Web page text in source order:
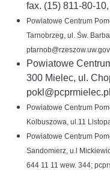
fax. (15) 811-80-
Powiatowe Centrum
Tarnobrzeg, ul. Św.
Powiatowe
300 Mielec, ul.
pokl@pcprmielec.pl
Powiatowe Centrum
Kolbuszowa, ul.11
Powiatowe Centrum
Sandomierz, u.l
644 11 11 wew. 344;